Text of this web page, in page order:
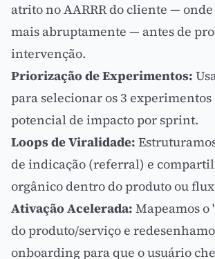
atrito no AARRR do cliente —
mais abruptamente — antes de
intervenção.
Priorização de Experimentos:
para selecionar os 3
potencial de impacto por sprint.
Loops de Viralidade:
de indicação (referral) e
orgânico dentro do produto ou
Ativação Acelerada: Mapeamos
do produto/serviço e
onboarding para que o usuário